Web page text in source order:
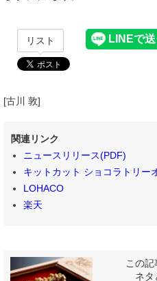
リスト
[古川 敦]
関連リンク
ニュースリリース(PDF)
キットカット ショコラトリー
LOHACO
楽天
この記
ネタ